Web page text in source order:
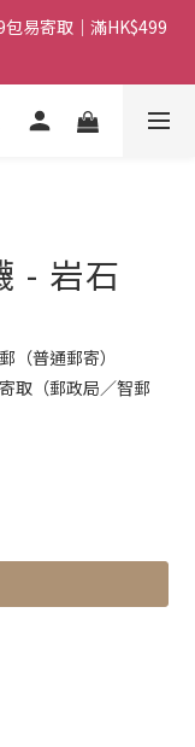
易寄取｜滿HK$499
易寄取｜滿HK$499
即享購物金HK$50回
易寄取｜滿HK$499
- 岩石
（普通郵寄）
取（郵政局／智郵